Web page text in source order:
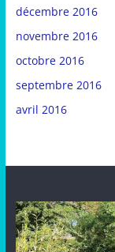
décembre 2016
novembre 2016
octobre 2016
septembre 2016
avril 2016